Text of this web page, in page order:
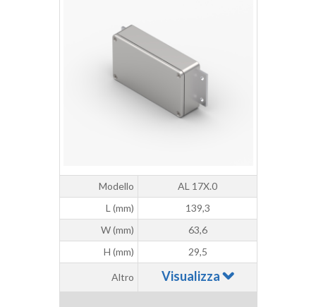
Modello
AL 17X.0
L (mm)
139,3
W (mm)
63,6
H (mm)
29,5
Altro Visualizza